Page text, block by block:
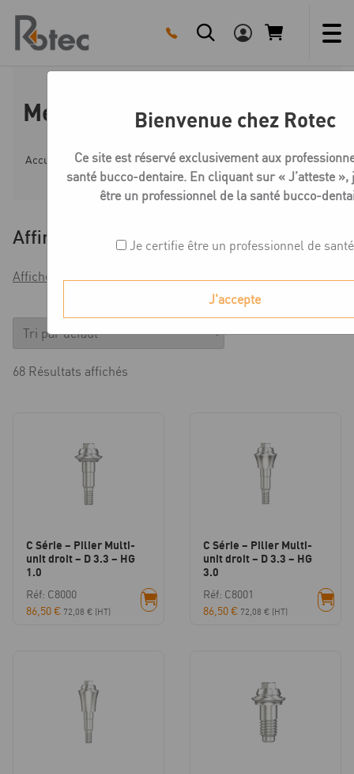
content
Medentika C-Série Multi unit
Accueil Boutique Compatible CAMLOG Medentika
Affiner
Afficher les filtres
68 Résultats affichés
C Série – Pilier Multi-
unit droit – D 3.3 – HG
1.0
Réf: C8000
86,50€ 72,08 € (HT)
C Série – Pilier Multi-
unit droit – D 3.3 – HG
3.0
Réf: C8001
86,50€ 72,08 € (HT)
Bienvenue chez Rotec
Ce site est réservé exclusivement aux
santé bucco-dentaire. En cliquant sur « J’atteste »,
être un professionnel de la santé bucco-
Je certifie être un professionnel de santé
J'accepte